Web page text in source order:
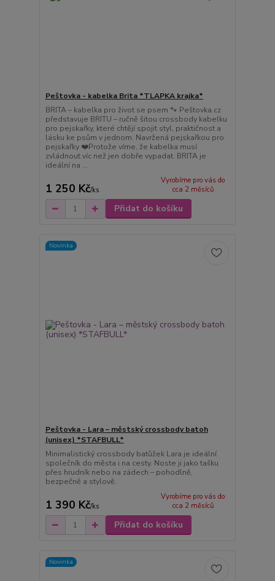
Peštovka - kabelka Brita *TLAPKA krajka*
BRITA – kabelka pro život se psem 🐾 Peštovka.cz
představuje BRITU – ručně šitou crossbody kabelku
pro pejskařky, které chtějí spojit styl, praktičnost a
lásku ke psům v jednom. Navržená pejskařkou pro
pejskařky ❤️Protože víme, že kabelka musí
zvládnout víc než jen dobře vypadat. BRITA je
ideální na ...
1 250 Kč/ks
Vyrobíme pro vás do
cca 2 měsíců
Přidat do košíku
Novinka
Peštovka - Lara – městský crossbody batoh
(unisex) *STAFBULL*
Minimalistický crossbody batůžek Lara je ideální
společník do města i na cesty. Noste ji jako tašku
přes hrudník nebo na zádech – pohodlně,
bezpečně a stylově.
1 390 Kč/ks
Vyrobíme pro vás do
cca 2 měsíců
Přidat do košíku
Novinka